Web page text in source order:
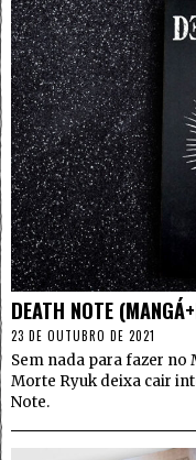
DEATH NOTE
23 DE OUTUBRO DE 2021
Sem nada para fazer no
Morte Ryuk deixa cair
Note.